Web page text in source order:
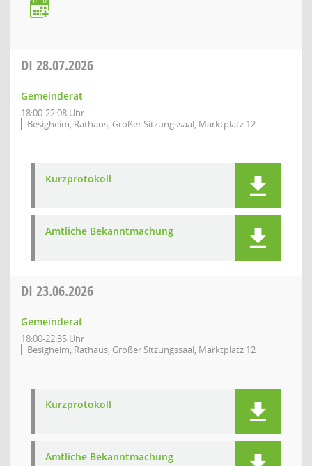
DI 28.07.2026
Gemeinderat
18:00-22:08 Uhr
Besigheim, Rathaus, Großer Sitzungssaal, Marktplatz 12
Kurzprotokoll
Amtliche Bekanntmachung
DI 23.06.2026
Gemeinderat
18:00-22:35 Uhr
Besigheim, Rathaus, Großer Sitzungssaal, Marktplatz 12
Kurzprotokoll
Amtliche Bekanntmachung